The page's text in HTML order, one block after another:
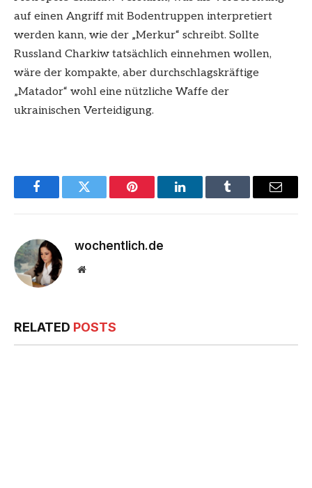
auf einen Angriff mit Bodentruppen interpretiert
werden kann, wie der „Merkur“ schreibt. Sollte
Russland Charkiw tatsächlich einnehmen wollen,
wäre der kompakte, aber durchschlagskräftige
„Matador“ wohl eine nützliche Waffe der
ukrainischen Verteidigung.
FacebookTwitter Pinterest LinkedInTumblr Email
wochentlich.de
Website
RELATED POSTS